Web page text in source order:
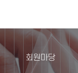
회원마당